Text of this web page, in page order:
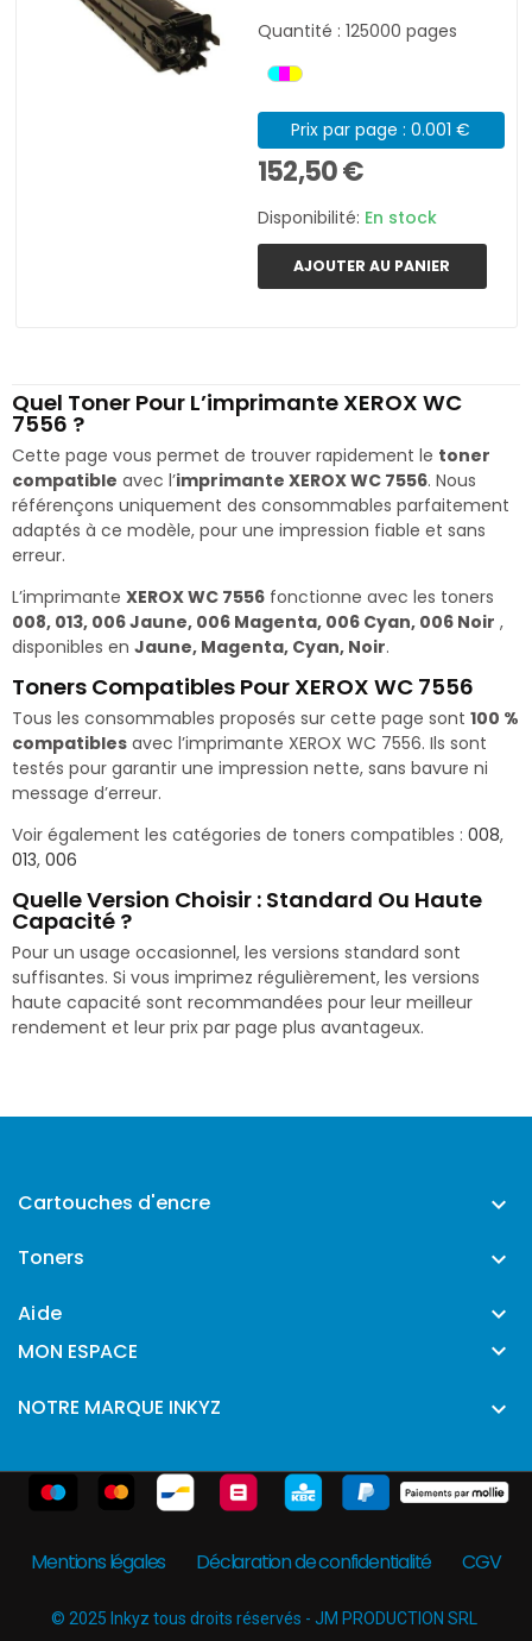
Quantité : 125000 pages
Prix par page : 0.001 €
152,50 €
Disponibilité: En stock
AJOUTER AU PANIER
Quel Toner Pour L’imprimante XEROX WC
7556 ?
Cette page vous permet de trouver rapidement le toner
compatible avec l’imprimante XEROX WC 7556. Nous
référençons uniquement des consommables parfaitement
adaptés à ce modèle, pour une impression fiable et sans
erreur.
L’imprimante XEROX WC 7556 fonctionne avec les toners
008, 013, 006 Jaune, 006 Magenta, 006 Cyan, 006 Noir ,
disponibles en Jaune, Magenta, Cyan, Noir.
Toners Compatibles Pour XEROX WC 7556
Tous les consommables proposés sur cette page sont 100 %
compatibles avec l’imprimante XEROX WC 7556. Ils sont
testés pour garantir une impression nette, sans bavure ni
message d’erreur.
Voir également les catégories de toners compatibles : 008,
013, 006
Quelle Version Choisir : Standard Ou Haute
Capacité ?
Pour un usage occasionnel, les versions standard sont
suffisantes. Si vous imprimez régulièrement, les versions
haute capacité sont recommandées pour leur meilleur
rendement et leur prix par page plus avantageux.
Cartouches d'encre 
Toners 
Aide 
MON ESPACE 
NOTRE MARQUE INKYZ 
Mentions légales Déclaration de confidentialité CGV
© 2025 Inkyz tous droits réservés - JM PRODUCTION SRL